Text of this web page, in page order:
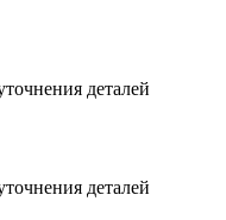
деталей
деталей